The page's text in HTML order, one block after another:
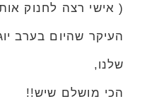
( אישי רצה לחנוק
העיקר שהיום בערב
שלנו,
הכי מושלם שיש!!